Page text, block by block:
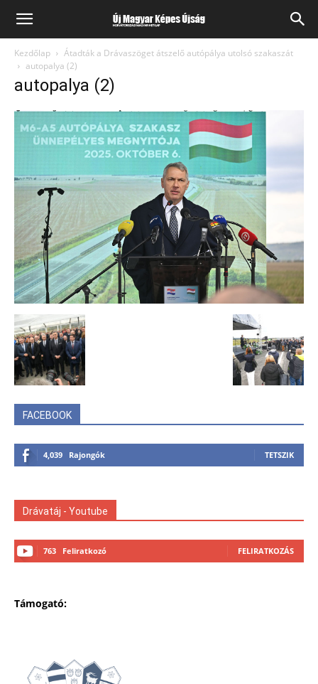
Kezdőlap
Átadták a Drávaszöget átszelő autópálya utolsó szakaszát
autopalya (2)
autopalya (2)
FACEBOOK
4,039 Rajongók TETSZIK
Drávatáj - Youtube
763 Feliratkozó FELIRATKOZÁS
Támogató: